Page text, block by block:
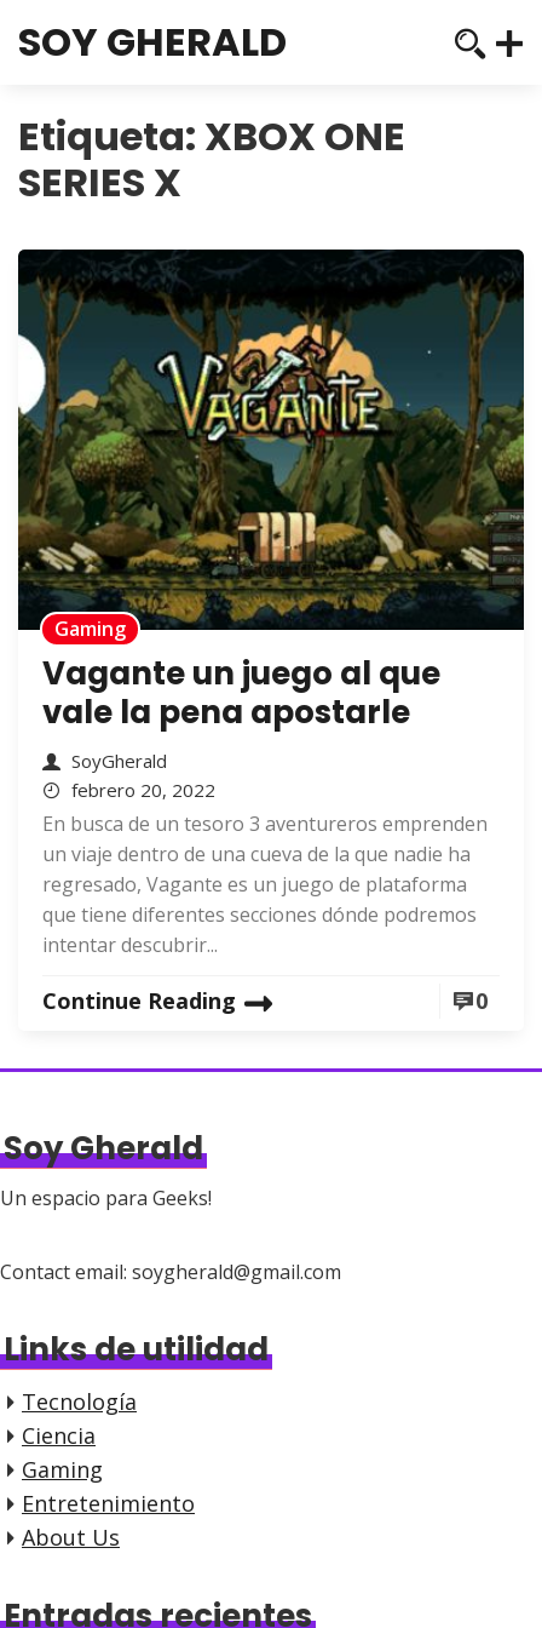
SOY GHERALD
Etiqueta: XBOX ONE
SERIES X
Gaming
Vagante un juego al que
vale la pena apostarle
SoyGherald
febrero 20, 2022
En busca de un tesoro 3 aventureros emprenden
un viaje dentro de una cueva de la que nadie ha
regresado, Vagante es un juego de plataforma
que tiene diferentes secciones dónde podremos
intentar descubrir...
Continue Reading 0
Soy Gherald
Un espacio para Geeks!
Contact email: soygherald@gmail.com
Links de utilidad
Tecnología
Ciencia
Gaming
Entretenimiento
About Us
Entradas recientes